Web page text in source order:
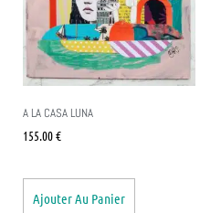
A LA CASA LUNA
155.00€
Ajouter Au Panier